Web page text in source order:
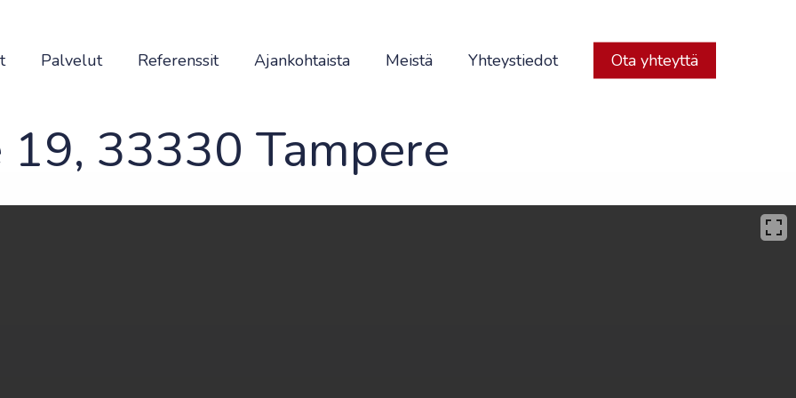
Palvelut Referenssit Ajankohtaista Meistä Yhteystiedot Ota yhteyttä
19, 33330 Tampere